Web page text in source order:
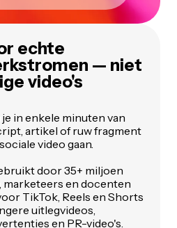
echte
— niet
video's
in enkele minuten van
artikel of ruw fragment
video gaan.
door 35+ miljoen
en docenten
TikTok, Reels en Shorts
uitlegvideos,
en PR-video's.